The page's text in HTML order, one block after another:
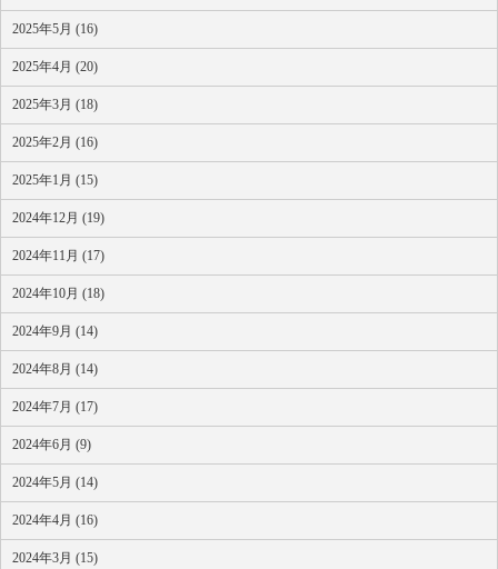
2025年5月 (16)
2025年4月 (20)
2025年3月 (18)
2025年2月 (16)
2025年1月 (15)
2024年12月 (19)
2024年11月 (17)
2024年10月 (18)
2024年9月 (14)
2024年8月 (14)
2024年7月 (17)
2024年6月 (9)
2024年5月 (14)
2024年4月 (16)
2024年3月 (15)